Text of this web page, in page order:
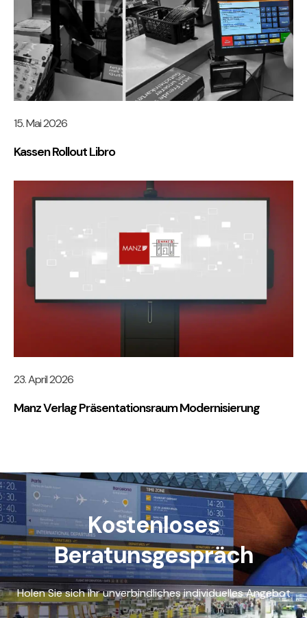
15. Mai 2026
Kassen Rollout Libro
23. April 2026
Manz Verlag Präsentationsraum Modernisierung
Kostenloses
Beratunsgespräch
Holen Sie sich ihr unverbindliches individuelles Angebot